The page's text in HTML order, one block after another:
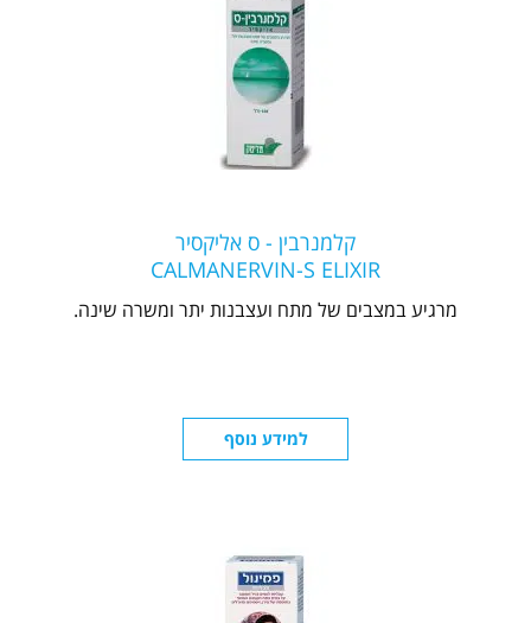
קלמנרבין - ס אליקסיר
CALMANERVIN-S ELIXIR
מרגיע במצבים של מתח ועצבנות יתר ומשרה שינה.
למידע נוסף